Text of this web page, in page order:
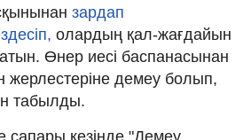
зардап
олардың қал-жағдайын
Өнер иесі баспанасынан
демеу болып,
табылды.
сапары кезінде "Демеу